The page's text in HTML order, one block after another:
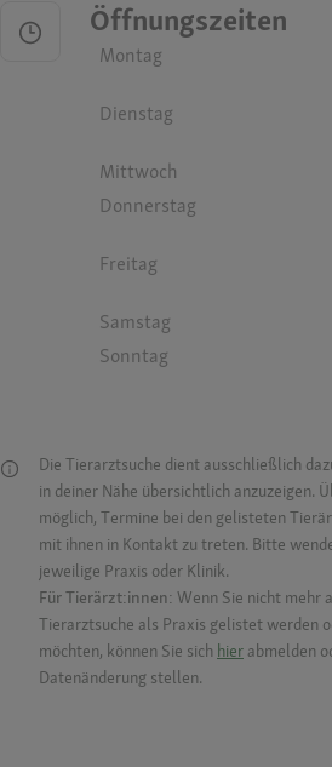
Öffnungszeiten
Montag
Dienstag
Mittwoch
Donnerstag
Freitag
Samstag
Sonntag
Die Tierarztsuche dient ausschließlich
in deiner Nähe übersichtlich anzuzeigen.
möglich, Termine bei den gelisteten
mit ihnen in Kontakt zu treten. Bitte
jeweilige Praxis oder Klinik.
Für Tierärzt:innen: Wenn Sie nicht mehr
Tierarztsuche als Praxis gelistet werden
möchten, können Sie sich hier abmelden
Datenänderung stellen.